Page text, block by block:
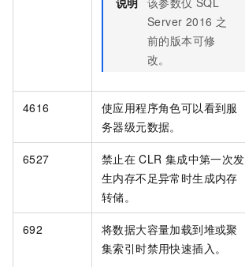
Server 2016 之
前的版本可修
改。
4616
使应用程序角色可以看到服
务器级元数据。
6527 禁止在 CLR 集成中第一次发
生内存不足异常时生成内存
转储。
692
将数据大容量加载到堆或聚
集索引时禁用快速插入。